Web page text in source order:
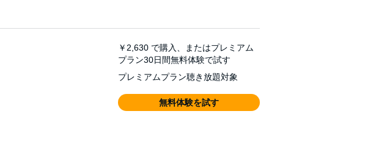
￥2,630 で購入、またはプレミアム
プラン30日間無料体験で試す
プレミアムプラン聴き放題対象
無料体験を試す